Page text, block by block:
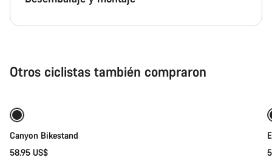
Otros ciclistas también compraron
Añadir al carrito
Canyon Bikestand
58.95 US$